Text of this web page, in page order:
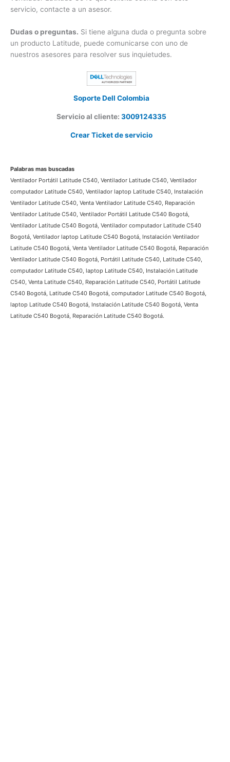
servicio, contacte a un asesor.
Dudas o preguntas. Si tiene alguna duda o pregunta sobre
un producto Latitude, puede comunicarse con uno de
nuestros asesores para resolver sus inquietudes.
Soporte Dell Colombia
Servicio al cliente: 3009124335
Crear Ticket de servicio
Palabras mas buscadas
Ventilador Portátil Latitude C540, Ventilador Latitude C540, Ventilador
computador Latitude C540, Ventilador laptop Latitude C540, Instalación
Ventilador Latitude C540, Venta Ventilador Latitude C540, Reparación
Ventilador Latitude C540, Ventilador Portátil Latitude C540 Bogotá,
Ventilador Latitude C540 Bogotá, Ventilador computador Latitude C540
Bogotá, Ventilador laptop Latitude C540 Bogotá, Instalación Ventilador
Latitude C540 Bogotá, Venta Ventilador Latitude C540 Bogotá, Reparación
Ventilador Latitude C540 Bogotá, Portátil Latitude C540, Latitude C540,
computador Latitude C540, laptop Latitude C540, Instalación Latitude
C540, Venta Latitude C540, Reparación Latitude C540, Portátil Latitude
C540 Bogotá, Latitude C540 Bogotá, computador Latitude C540 Bogotá,
laptop Latitude C540 Bogotá, Instalación Latitude C540 Bogotá, Venta
Latitude C540 Bogotá, Reparación Latitude C540 Bogotá.
¿Necesitas un experto?
Comunícate con nosotros
Bogota – Colombia